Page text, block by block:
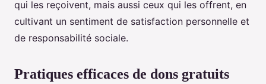
qui les reçoivent, mais aussi ceux qui les offrent, en
cultivant un sentiment de satisfaction personnelle et
de responsabilité sociale.
Pratiques efficaces de dons gratuits